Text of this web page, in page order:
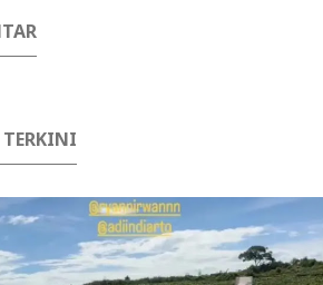
TERKINI